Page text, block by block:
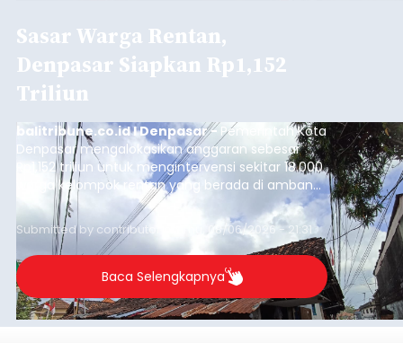
Sasar Warga Rentan,
Denpasar Siapkan Rp1,152
Triliun
balitribune.co.id I Denpasar - Pemerintah Kota
Denpasar mengalokasikan anggaran sebesar
Rp1,152 triliun untuk mengintervensi sekitar 18.000
warga kelompok rentan yang berada di ambang
garis kemiskinan. Langkah strategis ini diambil
guna menjaga masyarakat yang berada pada
kelompok desil 5 dan 6 tersebut agar tidak
merosot ke kategori miskin.
Submitted by contributor Thu, 08/06/2026 - 21:31
Baca Selengkapnya